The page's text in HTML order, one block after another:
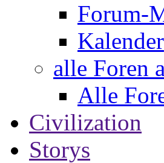
Forum-
Kalender
alle Foren
Alle
Civilization
Storys